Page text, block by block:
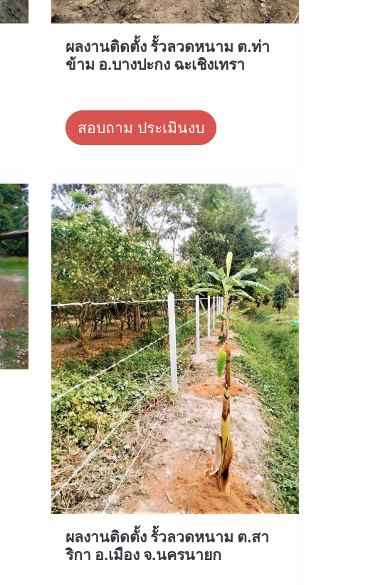
ผลงานติดตั้ง รั้วลวดหนาม ต.ท่า
ข้าม อ.บางปะกง ฉะเชิงเทรา
สอบถาม ประเมินงบ
ผลงานติดตั้ง รั้วลวดหนาม ต.สา
ริกา อ.เมือง จ.นครนายก